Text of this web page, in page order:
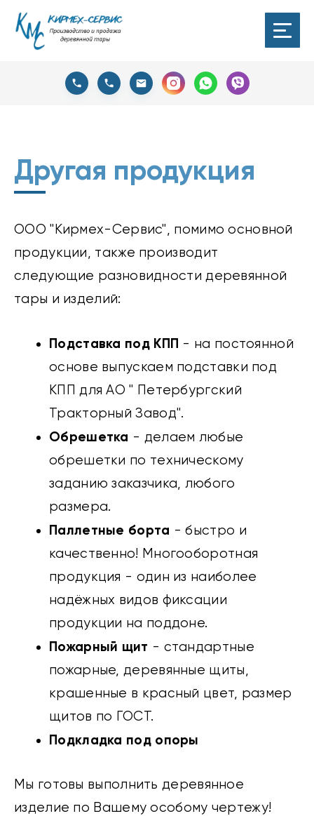
Другая продукция
ООО "Кирмех-Сервис", помимо основной
продукции, также производит
следующие разновидности деревянной
тары и изделий:
Подставка под КПП - на постоянной
основе выпускаем подставки под
КПП для АО " Петербургский
Тракторный Завод".
Обрешетка - делаем любые
обрешетки по техническому
заданию заказчика, любого
размера.
Паллетные борта - быстро и
качественно! Многооборотная
продукция - один из наиболее
надёжных видов фиксации
продукции на поддоне.
Пожарный щит - стандартные
пожарные, деревянные щиты,
крашенные в красный цвет, размер
щитов по ГОСТ.
Подкладка под опоры
Мы готовы выполнить деревянное
изделие по Вашему особому чертежу!